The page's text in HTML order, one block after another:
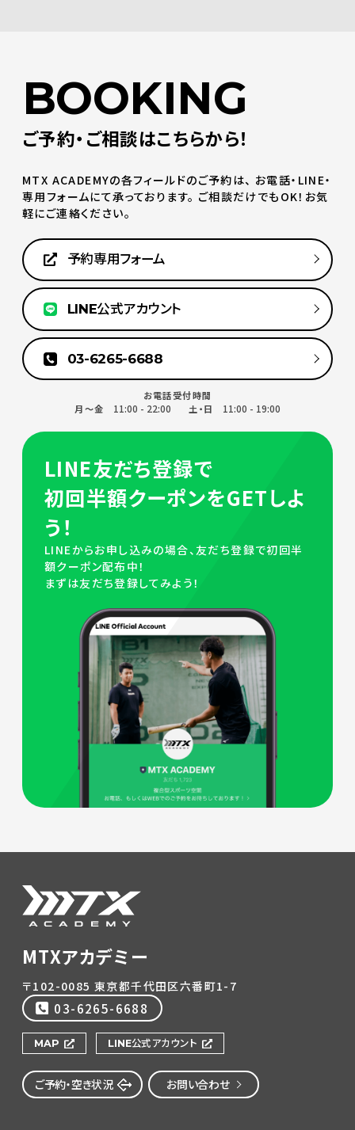
BOOKING
ご予約・ご相談はこちらから！
MTX ACADEMYの各フィールドのご予約は、 お電話・LINE・
専用フォームにて承っております。 ご相談だけでもOK！お気
軽にご連絡ください。
予約専用フォーム
LINE公式アカウント
03-6265-6688
お電話受付時間
月～金
11:00 - 22:00 土・日 11:00 - 19:00
LINE友だち登録で
初回半額クーポンをGETしよ
う！
LINEからお申し込みの場合、友だち登録で初回半
額クーポン配布中！
まずは友だち登録してみよう！
MTXアカデミー
〒102-0085 東京都千代田区六番町1-7
03-6265-6688
MAP LINE公式アカウント
ご予約・空き状況 お問い合わせ